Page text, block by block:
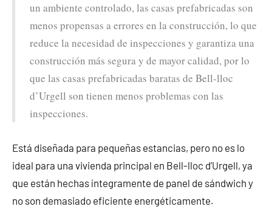
un ambiente controlado, las casas prefabricadas son
menos propensas a errores en la construcción, lo que
reduce la necesidad de inspecciones y garantiza una
construcción más segura y de mayor calidad, por lo
que las casas prefabricadas baratas de Bell-lloc
d’Urgell son tienen menos problemas con las
inspecciones.
Está diseñada para pequeñas estancias, pero no es lo
ideal para una vivienda principal en Bell-lloc d’Urgell, ya
que están hechas íntegramente de panel de sándwich y
no son demasiado eficiente energéticamente.